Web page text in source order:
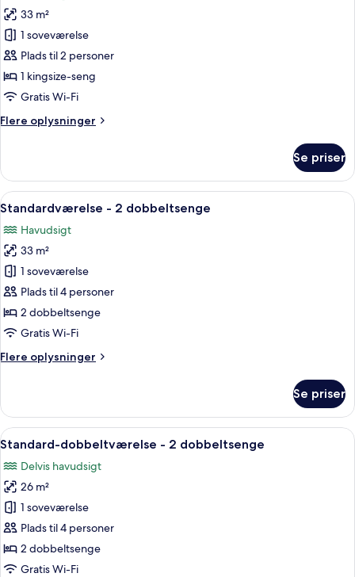
af
Værelse
33 m²
1 soveværelse
Plads til 2 personer
1 kingsize-seng
Gratis Wi-Fi
Flere oplysninger
Flere
Se priser
Indlæs
alle
billeder
af
Standardværelse
-
2
dobbeltsenge
Et hotelværelse med to senge, et
5
Standardværelse - 2 dobbeltsenge
Havudsigt
33 m²
1 soveværelse
Plads til 4 personer
2 dobbeltsenge
Gratis Wi-Fi
Flere oplysninger
Flere
-
dobbeltsenge
Se priser
Indlæs
alle
billeder
af
Standard-
dobbeltværelse
-
2
Et hotelværelse med to senge, et
6
Standard-dobbeltværelse - 2 dobbeltsenge
Delvis havudsigt
26 m²
1 soveværelse
Plads til 4 personer
2 dobbeltsenge
Gratis Wi-Fi